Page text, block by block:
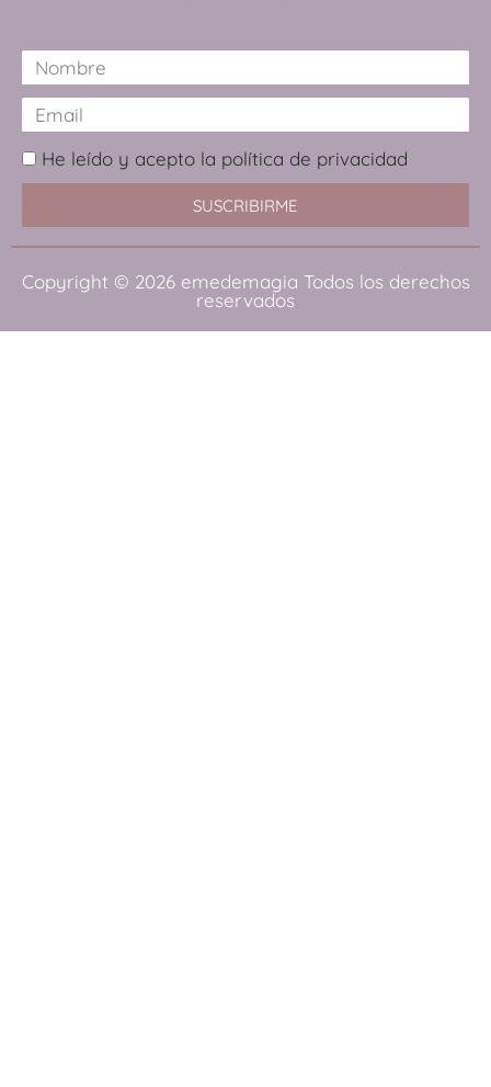
He leído y acepto la política de privacidad
SUSCRIBIRME
Copyright © 2026 emedemagia Todos los derechos
reservados